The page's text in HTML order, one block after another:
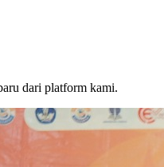
dari platform kami.